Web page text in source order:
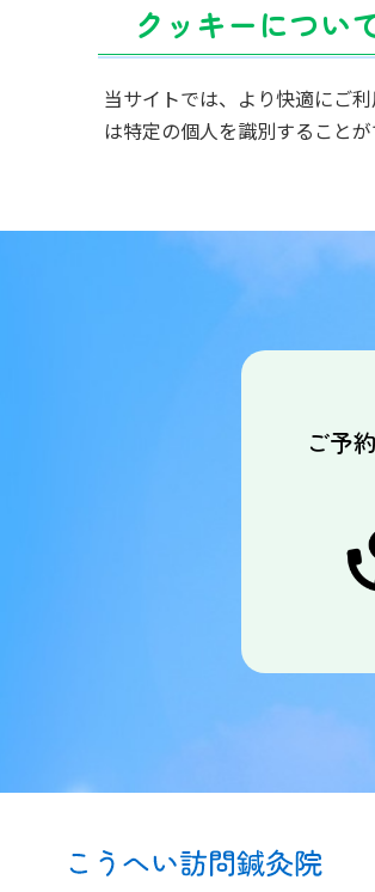
クッキーについ
当サイトでは、より快適にご
は特定の個人を識別すること
ご予